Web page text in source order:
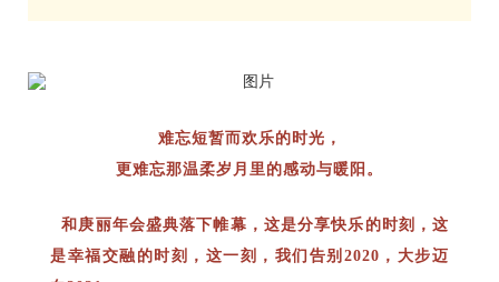
难忘短暂而欢乐的时光，
更难忘那温柔岁月里的感动与暖阳。
和庚丽年会盛典落下帷幕，这是分享快乐的时刻，这
是幸福交融的时刻，这一刻，我们告别2020，大步迈